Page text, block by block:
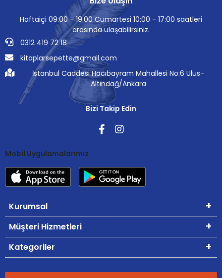
Haftaiçi 09:00 - 19:00 Cumartesi 10:00 - 17:00 saatleri
arasında ulaşabilirsiniz.
0312 419 72 18
kitaplarsepette@gmail.com
İstanbul Caddesi Hacıbayram Mahallesi No:6 Ulus-
Altındağ/Ankara
Bizi Takip Edin
Mobil Uygulamalarımız
Kurumsal
Müşteri Hizmetleri
Kategoriler